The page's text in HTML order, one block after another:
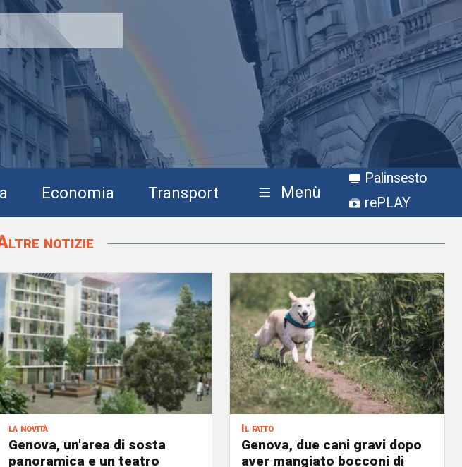
Economia Transport Menù
Palinsesto
rePLAY
notizie
la novità
Genova, un'area di sosta
panoramica e un teatro
Il fatto
Genova, due cani gravi dopo
aver mangiato bocconi di